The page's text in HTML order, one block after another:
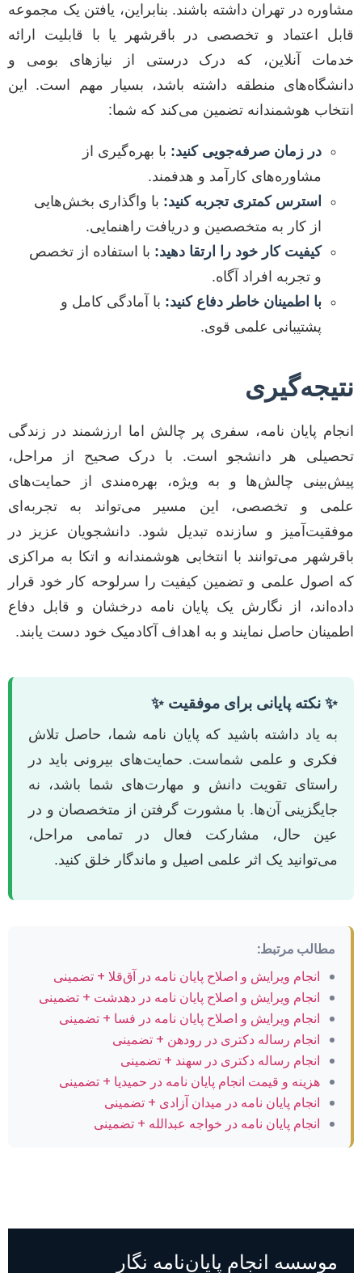
مشاوره در تهران داشته باشند. بنابراین، یافتن یک مجموعه
قابل اعتماد و تخصصی در باقرشهر یا با قابلیت ارائه
خدمات آنلاین، که درک درستی از نیازهای بومی و
دانشگاه‌های منطقه داشته باشد، بسیار مهم است. این
انتخاب هوشمندانه تضمین می‌کند که شما:
در زمان صرفه‌جویی کنید: با بهره‌گیری از
مشاوره‌های کارآمد و هدفمند.
استرس کمتری تجربه کنید: با واگذاری بخش‌هایی
از کار به متخصصین و دریافت راهنمایی.
کیفیت کار خود را ارتقا دهید: با استفاده از تخصص
و تجربه افراد آگاه.
با اطمینان خاطر دفاع کنید: با آمادگی کامل و
پشتیبانی علمی قوی.
نتیجه‌گیری
انجام پایان نامه، سفری پر چالش اما ارزشمند در زندگی
تحصیلی هر دانشجو است. با درک صحیح از مراحل،
پیش‌بینی چالش‌ها و به ویژه، بهره‌مندی از حمایت‌های
علمی و تخصصی، این مسیر می‌تواند به تجربه‌ای
موفقیت‌آمیز و سازنده تبدیل شود. دانشجویان عزیز در
باقرشهر می‌توانند با انتخابی هوشمندانه و اتکا به مراکزی
که اصول علمی و تضمین کیفیت را سرلوحه کار خود قرار
داده‌اند، از نگارش یک پایان نامه درخشان و قابل دفاع
اطمینان حاصل نمایند و به اهداف آکادمیک خود دست یابند.
✨ نکته پایانی برای موفقیت ✨
به یاد داشته باشید که پایان نامه شما، حاصل تلاش
فکری و علمی شماست. حمایت‌های بیرونی باید در
راستای تقویت دانش و مهارت‌های شما باشد، نه
جایگزینی آن‌ها. با مشورت گرفتن از متخصصان و در
عین حال، مشارکت فعال در تمامی مراحل،
می‌توانید یک اثر علمی اصیل و ماندگار خلق کنید.
مطالب مرتبط:
انجام ویرایش و اصلاح پایان نامه در آق‌قلا + تضمینی
انجام ویرایش و اصلاح پایان نامه در دهدشت + تضمینی
انجام ویرایش و اصلاح پایان نامه در فسا + تضمینی
انجام رساله دکتری در رودهن + تضمینی
انجام رساله دکتری در سهند + تضمینی
هزینه و قیمت انجام پایان نامه در حمیدیا + تضمینی
انجام پایان نامه در میدان آزادی + تضمینی
انجام پایان نامه در خواجه عبدالله + تضمینی
موسسه انجام پایان‌نامه نگار